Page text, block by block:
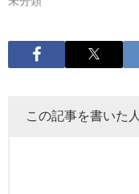
この記事を書いた人